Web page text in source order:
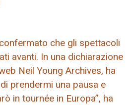
che gli spettacoli
avanti. In una dichiarazione
Neil Young Archives, ha
prendermi una pausa e
in tournée in Europa”, ha